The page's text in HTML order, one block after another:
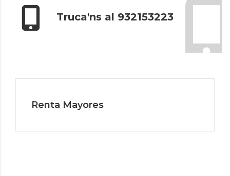
Truca'ns al 932153223
Renta Mayores